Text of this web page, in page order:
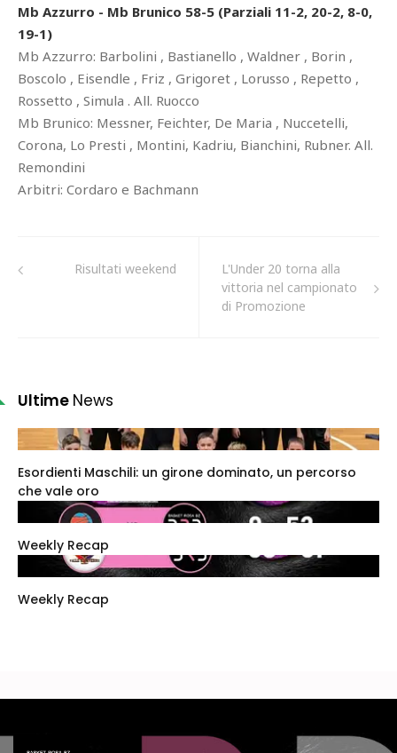
Mb Azzurro - Mb Brunico 58-5 (Parziali 11-2, 20-2, 8-0,
19-1)
Mb Azzurro: Barbolini , Bastianello , Waldner , Borin ,
Boscolo , Eisendle , Friz , Grigoret , Lorusso , Repetto ,
Rossetto , Simula . All. Ruocco
Mb Brunico: Messner, Feichter, De Maria , Nuccetelli,
Corona, Lo Presti , Montini, Kadriu, Bianchini, Rubner. All.
Remondini
Arbitri: Cordaro e Bachmann
Risultati weekend
L'Under 20 torna alla
vittoria nel campionato
di Promozione
Ultime News
Esordienti Maschili: un girone dominato, un percorso
che vale oro
Weekly Recap
Weekly Recap